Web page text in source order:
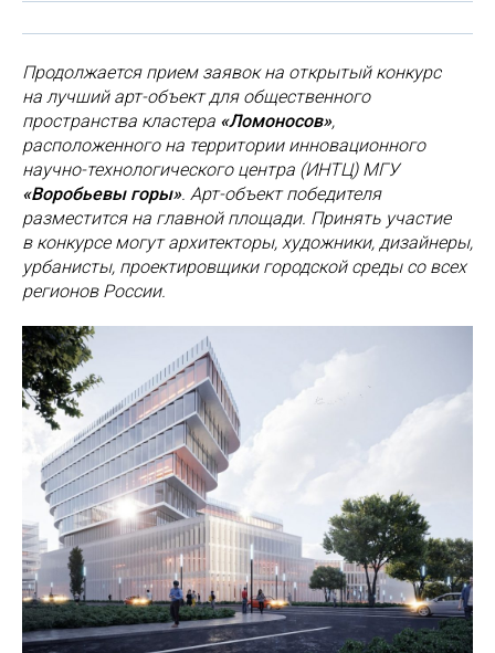
Продолжается прием заявок на открытый конкурс
на лучший арт-объект для общественного
пространства кластера «Ломоносов»,
расположенного на территории инновационного
научно-технологического центра (ИНТЦ) МГУ
«Воробьевы горы». Арт-объект победителя
разместится на главной площади. Принять участие
в конкурсе могут архитекторы, художники, дизайнеры,
урбанисты, проектировщики городской среды со всех
регионов России.